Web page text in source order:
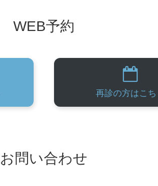
WEB予約
再診の方はこ
お問い合わせ